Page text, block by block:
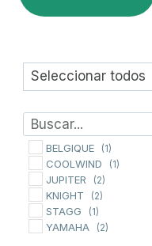
BELGIQUE (1)
COOLWIND (1)
JUPITER (2)
KNIGHT (2)
STAGG (1)
YAMAHA (2)